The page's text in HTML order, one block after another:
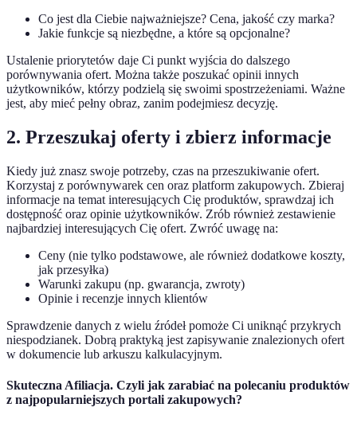
Co jest dla Ciebie najważniejsze? Cena, jakość czy marka?
Jakie funkcje są niezbędne, a które są opcjonalne?
Ustalenie priorytetów daje Ci punkt wyjścia do dalszego
porównywania ofert. Można także poszukać opinii innych
użytkowników, którzy podzielą się swoimi spostrzeżeniami. Ważne
jest, aby mieć pełny obraz, zanim podejmiesz decyzję.
2. Przeszukaj oferty i zbierz informacje
Kiedy już znasz swoje potrzeby, czas na przeszukiwanie ofert.
Korzystaj z porównywarek cen oraz platform zakupowych. Zbieraj
informacje na temat interesujących Cię produktów, sprawdzaj ich
dostępność oraz opinie użytkowników. Zrób również zestawienie
najbardziej interesujących Cię ofert. Zwróć uwagę na:
Ceny (nie tylko podstawowe, ale również dodatkowe koszty,
jak przesyłka)
Warunki zakupu (np. gwarancja, zwroty)
Opinie i recenzje innych klientów
Sprawdzenie danych z wielu źródeł pomoże Ci uniknąć przykrych
niespodzianek. Dobrą praktyką jest zapisywanie znalezionych ofert
w dokumencie lub arkuszu kalkulacyjnym.
Skuteczna Afiliacja. Czyli jak zarabiać na polecaniu produktów
z najpopularniejszych portali zakupowych?